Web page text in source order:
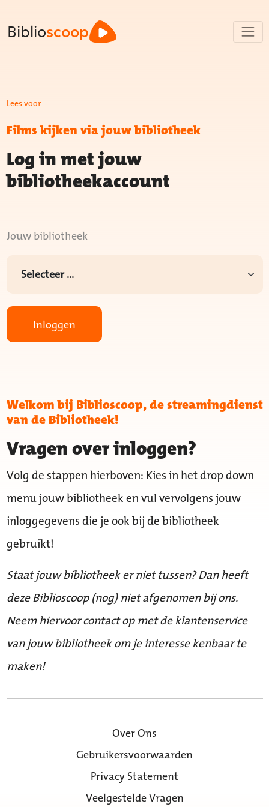
Biblioscoop
Lees voor
Films kijken via jouw bibliotheek
Log in met jouw
bibliotheekaccount
Jouw bibliotheek
Inloggen
Welkom bij Biblioscoop, de streamingdienst
van de Bibliotheek!
Vragen over inloggen?
Volg de stappen hierboven: Kies in het drop down
menu jouw bibliotheek en vul vervolgens jouw
inloggegevens die je ook bij de bibliotheek
gebruikt!
Staat jouw bibliotheek er niet tussen? Dan heeft
deze Biblioscoop (nog) niet afgenomen bij ons.
Neem hiervoor contact op met de klantenservice
van jouw bibliotheek om je interesse kenbaar te
maken!
Over Ons
Gebruikersvoorwaarden
Privacy Statement
Veelgestelde Vragen